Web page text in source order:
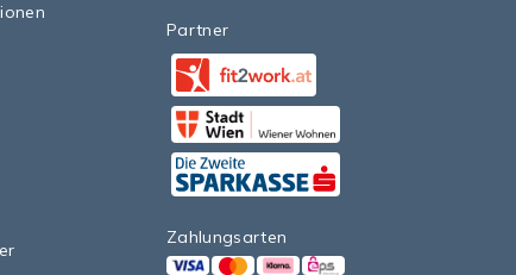
Partner
Facebook
StadtWien Wiener Wohnen
Facebook
Zahlungsarten